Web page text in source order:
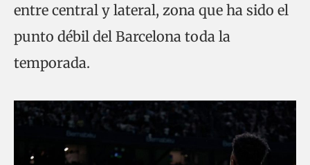
entre central y lateral, zona que ha sido el
punto débil del Barcelona toda la
temporada.